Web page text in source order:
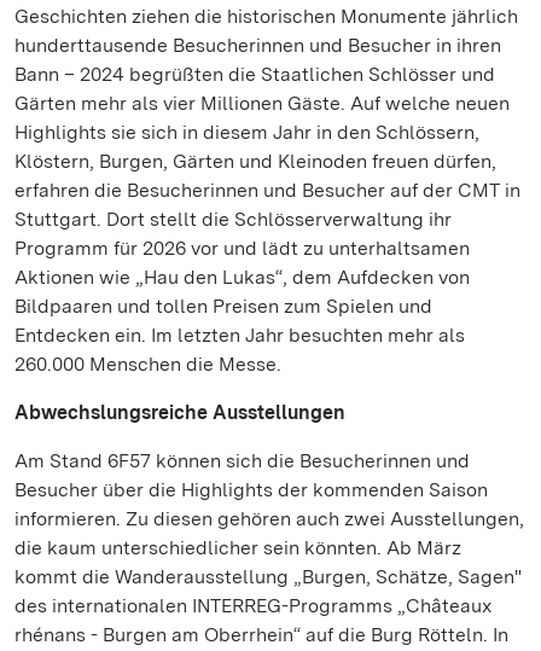
Geschichten ziehen die historischen Monumente jährlich
hunderttausende Besucherinnen und Besucher in ihren
Bann – 2024 begrüßten die Staatlichen Schlösser und
Gärten mehr als vier Millionen Gäste. Auf welche neuen
Highlights sie sich in diesem Jahr in den Schlössern,
Klöstern, Burgen, Gärten und Kleinoden freuen dürfen,
erfahren die Besucherinnen und Besucher auf der CMT in
Stuttgart. Dort stellt die Schlösserverwaltung ihr
Programm für 2026 vor und lädt zu unterhaltsamen
Aktionen wie „Hau den Lukas“, dem Aufdecken von
Bildpaaren und tollen Preisen zum Spielen und
Entdecken ein. Im letzten Jahr besuchten mehr als
260.000 Menschen die Messe.
Abwechslungsreiche Ausstellungen
Am Stand 6F57 können sich die Besucherinnen und
Besucher über die Highlights der kommenden Saison
informieren. Zu diesen gehören auch zwei Ausstellungen,
die kaum unterschiedlicher sein könnten. Ab März
kommt die Wanderausstellung „Burgen, Schätze, Sagen"
des internationalen INTERREG-Programms „Châteaux
rhénans - Burgen am Oberrhein“ auf die Burg Rötteln. In